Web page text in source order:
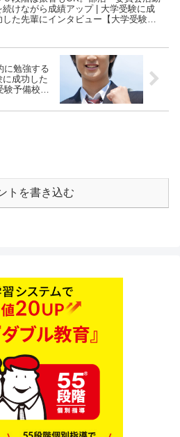
続けながら成績アップ | 大学受験に成
した先輩にインタビュー【大学受験予
に勉強する
成功した
験予備校四
トを書き込む